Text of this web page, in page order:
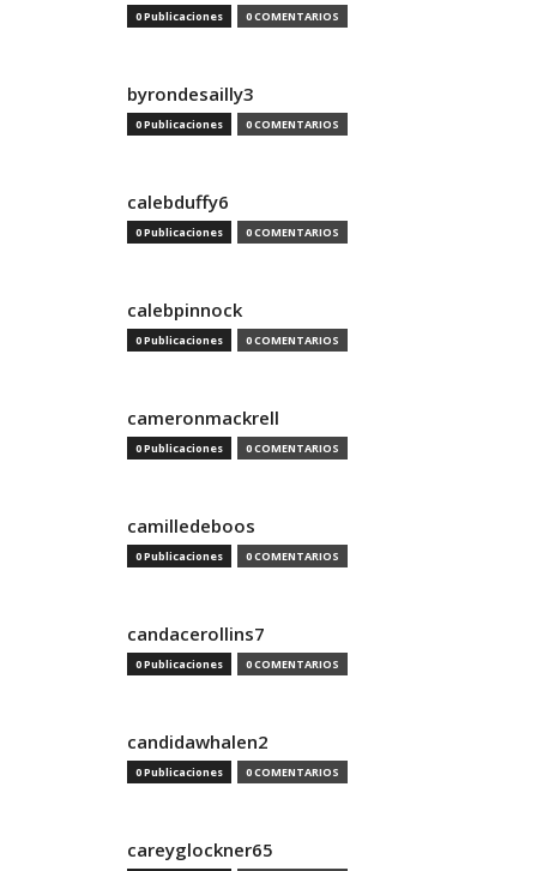
0 Publicaciones 0 COMENTARIOS
byrondesailly3
0 Publicaciones 0 COMENTARIOS
calebduffy6
0 Publicaciones 0 COMENTARIOS
calebpinnock
0 Publicaciones 0 COMENTARIOS
cameronmackrell
0 Publicaciones 0 COMENTARIOS
camilledeboos
0 Publicaciones 0 COMENTARIOS
candacerollins7
0 Publicaciones 0 COMENTARIOS
candidawhalen2
0 Publicaciones 0 COMENTARIOS
careyglockner65